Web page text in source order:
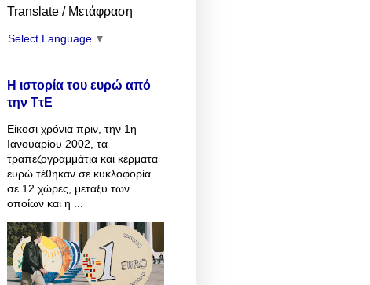
Translate / Μετάφραση
Select Language ▼
Η ιστορία του ευρώ από
την ΤτΕ
Είκοσι χρόνια πριν, την 1η
Ιανουαρίου 2002, τα
τραπεζογραμμάτια και κέρματα
ευρώ τέθηκαν σε κυκλοφορία
σε 12 χώρες, μεταξύ των
οποίων και η ...